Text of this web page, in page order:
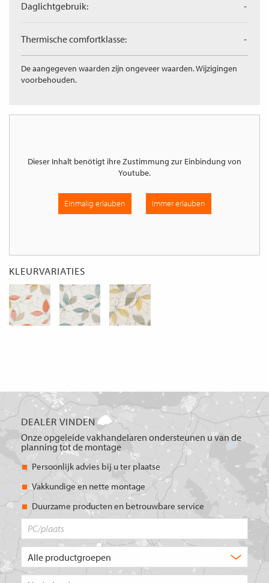
Daglichtgebruik: -
Thermische comfortklasse: -
De aangegeven waarden zijn ongeveer waarden. Wijzigingen
voorbehouden.
Dieser Inhalt benötigt ihre Zustimmung zur Einbindung von
Youtube.
Einmalig erlauben Immer erlauben
KLEURVARIATIES
DEALER VINDEN
Onze opgeleide vakhandelaren ondersteunen u van de
planning tot de montage
Persoonlijk advies bij u ter plaatse
Vakkundige en nette montage
Duurzame producten en betrouwbare service
product